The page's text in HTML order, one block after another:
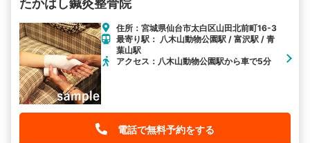
たかはし鍼灸整骨院
住所：宮城県仙台市太白区山田北前町16-3
最寄り駅： 八木山動物公園駅 / 富沢駅 / 青
葉山駅
アクセス：八木山動物公園駅から車で5分
電話で無料予約をする